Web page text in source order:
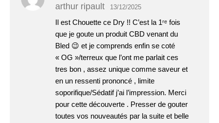
arthur ripault 13/12/2025
Il est Chouette ce Dry !! C’est la 1ʳᵉ fois
que je goute un produit CBD venant du
Bled 😉 et je comprends enfin se coté
« OG »/terreux que l’ont me parlait ces
tres bon , assez unique comme saveur et
en un ressenti prononcé , limite
soporifique/Sédatif j’ai l’impression. Merci
pour cette découverte . Presser de gouter
toutes vos nouveautés par la suite et belle